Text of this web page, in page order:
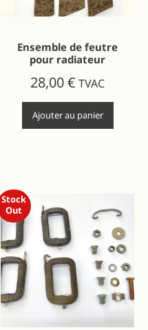
Ensemble de feutre
pour radiateur
28,00€ TVAC
Ajouter au panier
Stock
Out